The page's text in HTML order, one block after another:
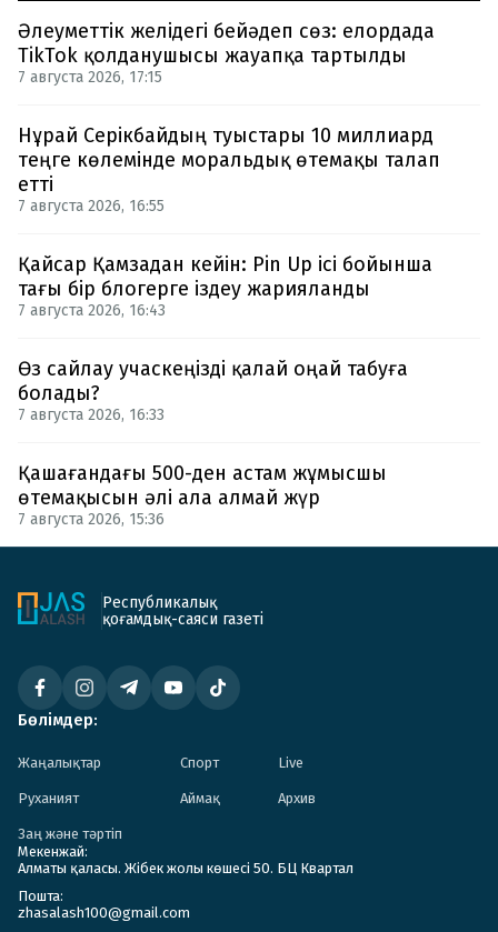
Әлеуметтік желідегі бейәдеп сөз: елордада
TikTok қолданушысы жауапқа тартылды
7 августа 2026, 17:15
Нұрай Серікбайдың туыстары 10 миллиард
теңге көлемінде моральдық өтемақы талап
етті
7 августа 2026, 16:55
Қайсар Қамзадан кейін: Pin Up ісі бойынша
тағы бір блогерге іздеу жарияланды
7 августа 2026, 16:43
Өз сайлау учаскеңізді қалай оңай табуға
болады?
7 августа 2026, 16:33
Қашағандағы 500-ден астам жұмысшы
өтемақысын әлі ала алмай жүр
7 августа 2026, 15:36
Республикалық
қоғамдық-саяси газеті
Бөлімдер:
Жаңалықтар Спорт Live
Руханият Аймақ Архив
Заң және тәртіп
Мекенжай:
Алматы қаласы. Жібек жолы көшесі 50. БЦ Квартал
Пошта:
zhasalash100@gmail.com